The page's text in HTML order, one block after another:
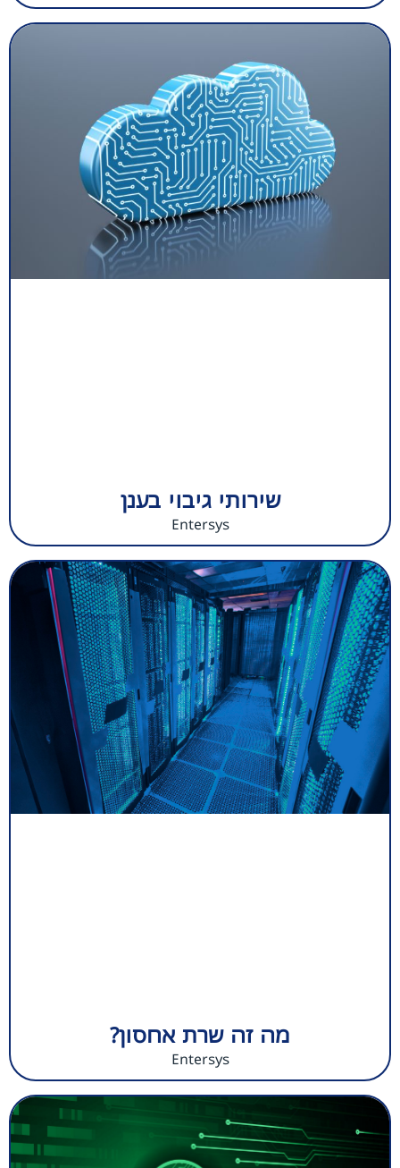
שירותי גיבוי בענן
Entersys
מה זה שרת אחסון?
Entersys